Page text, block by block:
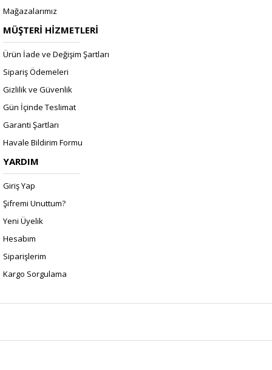
Mağazalarımız
MÜŞTERİ HİZMETLERİ
Ürün İade ve Değişim Şartları
Sipariş Ödemeleri
Gizlilik ve Güvenlik
Gün İçinde Teslimat
Garanti Şartları
Havale Bildirim Formu
YARDIM
Giriş Yap
Şifremi Unuttum?
Yeni Üyelik
Hesabım
Siparişlerim
Kargo Sorgulama